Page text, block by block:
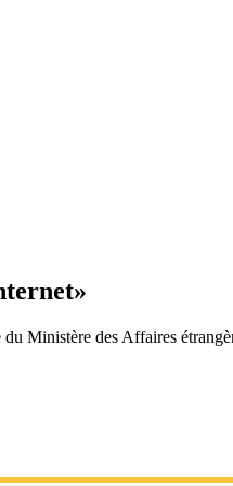
du Ministère des Affaires